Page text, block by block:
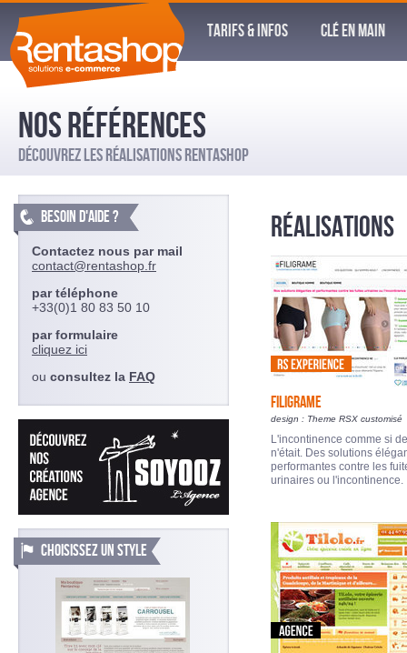
TARIFS & INFOS CLÉ EN MAIN
NOS RÉFÉRENCES
DÉCOUVREZ LES RÉALISATIONS RENTASHOP
BESOIN D'AIDE ?
Contactez nous par mail
contact@rentashop.fr
par téléphone
+33(0)1 80 83 50 10
par formulaire
cliquez ici
ou consultez la FAQ
CHOISISSEZ UN STYLE
RÉALISATIONS
FILIGRAME
design : Theme RSX customisé
L'incontinence comme si
n'était. Des solutions
performantes contre les
urinaires ou l'incontinence.